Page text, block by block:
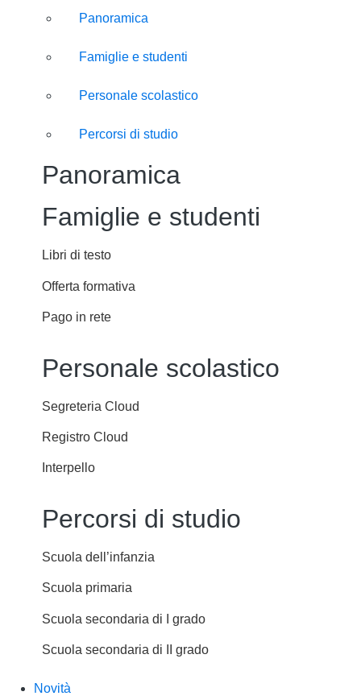
Panoramica
Famiglie e studenti
Personale scolastico
Percorsi di studio
Panoramica
Famiglie e studenti
Libri di testo
Offerta formativa
Pago in rete
Personale scolastico
Segreteria Cloud
Registro Cloud
Interpello
Percorsi di studio
Scuola dell’infanzia
Scuola primaria
Scuola secondaria di I grado
Scuola secondaria di II grado
Novità